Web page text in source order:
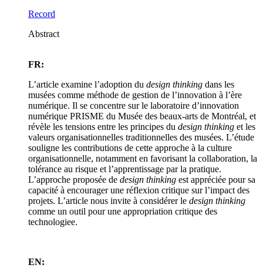
Record
Abstract
FR:
L’article examine l’adoption du design thinking dans les
musées comme méthode de gestion de l’innovation à l’ère
numérique. Il se concentre sur le laboratoire d’innovation
numérique PRISME du Musée des beaux-arts de Montréal, et
révèle les tensions entre les principes du design thinking et les
valeurs organisationnelles traditionnelles des musées. L’étude
souligne les contributions de cette approche à la culture
organisationnelle, notamment en favorisant la collaboration, la
tolérance au risque et l’apprentissage par la pratique.
L’approche proposée de design thinking est appréciée pour sa
capacité à encourager une réflexion critique sur l’impact des
projets. L’article nous invite à considérer le design thinking
comme un outil pour une appropriation critique des
technologiee.
EN: